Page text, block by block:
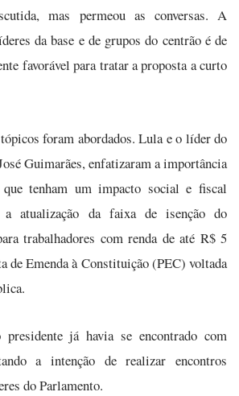
mas permeou as conversas. A
da base e de grupos do centrão é de
favorável para tratar a proposta a curto
foram abordados. Lula e o líder do
Guimarães, enfatizaram a importância
tenham um impacto social e fiscal
a atualização da faixa de isenção do
trabalhadores com renda de até R$ 5
de Emenda à Constituição (PEC) voltada
já havia se encontrado com
a intenção de realizar encontros
do Parlamento.